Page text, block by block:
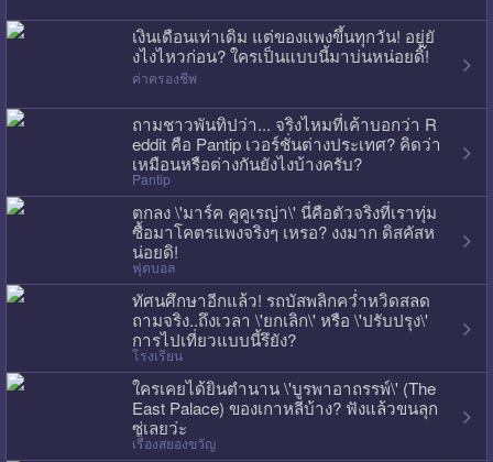
เงินเดือนเท่าเดิม แต่ของแพงขึ้นทุกวัน! อยู่ยั
งไงไหวก่อน? ใครเป็นแบบนี้มาบ่นหน่อยดิ๊!
ค่าครองชีพ
ถามชาวพันทิปว่า... จริงไหมที่เค้าบอกว่า R
eddit คือ Pantip เวอร์ชั่นต่างประเทศ? คิดว่า
เหมือนหรือต่างกันยังไงบ้างครับ?
Pantip
ตกลง \'มาร์ค คูคูเรญ่า\' นี่คือตัวจริงที่เราทุ่ม
ซื้อมาโคตรแพงจริงๆ เหรอ? งงมาก ดิสคัสห
น่อยดิ!
ฟุตบอล
ทัศนศึกษาอีกแล้ว! รถบัสพลิกคว่ำหวิดสลด
ถามจริง..ถึงเวลา \'ยกเลิก\' หรือ \'ปรับปรุง\'
การไปเที่ยวแบบนี้รึยัง?
โรงเรียน
ใครเคยได้ยินตำนาน \'บูรพาอาถรรพ์\' (The
East Palace) ของเกาหลีบ้าง? ฟังแล้วขนลุก
ซู่เลยว่ะ
เรื่องสยองขวัญ